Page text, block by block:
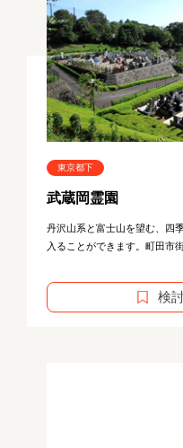
東京都下
武蔵岡霊園
丹沢山系と富士山を望む、四
入ることができます。町田
検